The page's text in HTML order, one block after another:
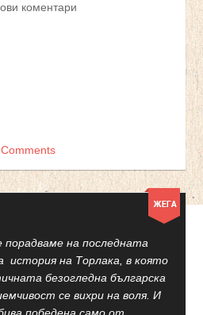
коментари
порадваме на последната
история на Торлака, в която
безогледна българска
се вихри на воля. И